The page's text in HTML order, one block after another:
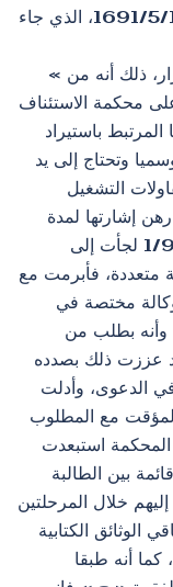
2011 في الملف الاجتماعي عدد 1691/5/1/2010، الذي جاء
« حيث تبين صحة ما عابته الطاعنة على القرار، ذلك أنه من
محكمة الاستئناف
باستيراد
وتحتاج إلى يد
التشغيل
إشارتها لمدة
معينة من موسم لآخر، وأنها ومنذ 1/9/2001 لجأت إلى
متعددة، فأبرمت مع
» و ب 1/1/2005 وهي وكالة مختصة في
وأنه بطلب من
عززت ذلك بصدده
الدعوى، وأدلت
مع المطلوب
المحكمة استبعدت
بين الطالبة
خلال المرحلتين
الوثائق الكتابية
أنه طبقا